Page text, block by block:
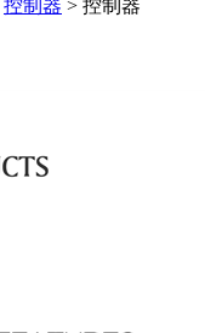
控制器 > 控制器